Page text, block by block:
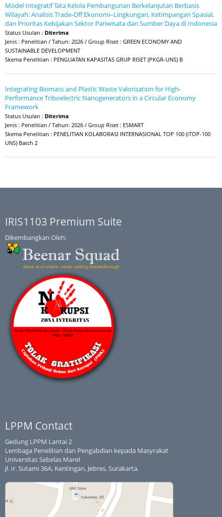
Model Integratif Tata Kelola Pembangunan Berkelanjutan Berbasis
Wilayah: Analisis Trade-Off Ekonomi–Lingkungan, Ketimpangan Spasial,
dan Prioritas Kebijakan Sektor Pariwisata dan Sumber Daya di Indonesia
Status Usulan : Diterima
Jenis : Penelitian / Tahun: 2026 / Group Riset : GREEN ECONOMY AND
SUSTAINABLE DEVELOPMENT
Skema Penelitian : PENGUATAN KAPASITAS GRUP RISET (PKGR-UNS) B
Integrating Biomass and Plastic Waste Valorization for High-
Performance Triboelectric Nanogenerators in a Circular Economy
Framework
Status Usulan : Diterima
Jenis : Penelitian / Tahun: 2026 / Group Riset : ESMART
Skema Penelitian : PENELITIAN KOLABORASI INTERNASIONAL TOP 100 (iTOP-100
UNS) Batch 2
IRIS1103 Premium Suite
Dikembangkan Oleh:
LPPM Contact
Gedung LPPM Lantai 2
Lembaga Penelitian dan Pengabdian kepada Masyrakat
Universitas Sebelas Maret
Jl. Ir. Sutami 36A, Kentingan, Jebres, Surakarta.